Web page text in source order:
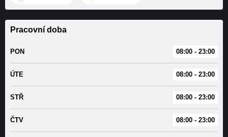
Pracovní doba
PON 08:00 - 23:00
ÚTE 08:00 - 23:00
STŘ 08:00 - 23:00
ČTV 08:00 - 23:00